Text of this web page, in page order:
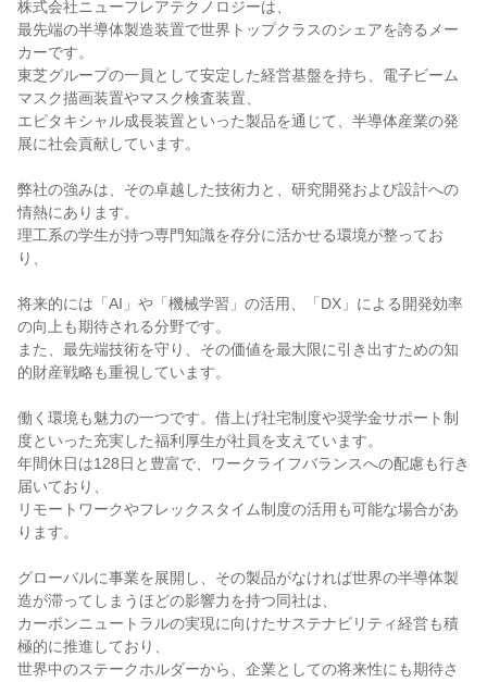
株式会社ニューフレアテクノロジーは、
最先端の半導体製造装置で世界トップクラスのシェアを誇るメー
カーです。
東芝グループの一員として安定した経営基盤を持ち、電子ビーム
マスク描画装置やマスク検査装置、
エピタキシャル成長装置といった製品を通じて、半導体産業の発
展に社会貢献しています。
弊社の強みは、その卓越した技術力と、研究開発および設計への
情熱にあります。
理工系の学生が持つ専門知識を存分に活かせる環境が整ってお
り、
将来的には「AI」や「機械学習」の活用、「DX」による開発効率
の向上も期待される分野です。
また、最先端技術を守り、その価値を最大限に引き出すための知
的財産戦略も重視しています。
働く環境も魅力の一つです。借上げ社宅制度や奨学金サポート制
度といった充実した福利厚生が社員を支えています。
年間休日は128日と豊富で、ワークライフバランスへの配慮も行き
届いており、
リモートワークやフレックスタイム制度の活用も可能な場合があ
ります。
グローバルに事業を展開し、その製品がなければ世界の半導体製
造が滞ってしまうほどの影響力を持つ同社は、
カーボンニュートラルの実現に向けたサステナビリティ経営も積
極的に推進しており、
世界中のステークホルダーから、企業としての将来性にも期待さ